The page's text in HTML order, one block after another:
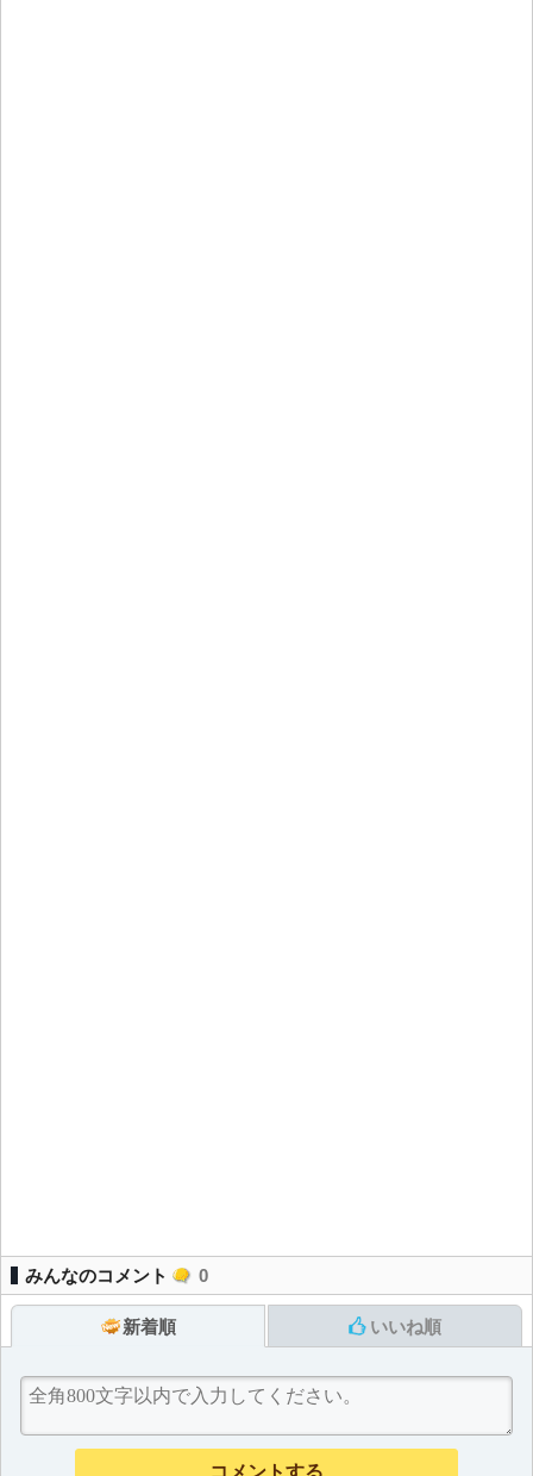
みんなのコメント 0
新着順 いいね順